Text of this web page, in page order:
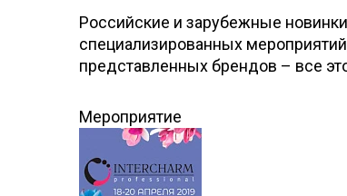
Российские и зарубежные
специализированных
представленных брендов – все
Мероприятие